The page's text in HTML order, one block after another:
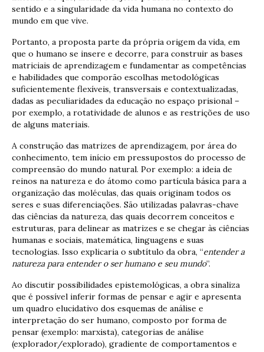
sentido e a singularidade da vida humana no contexto do
mundo em que vive.
Portanto, a proposta parte da própria origem da vida, em
que o humano se insere e decorre, para construir as bases
matriciais de aprendizagem e fundamentar as competências
e habilidades que comporão escolhas metodológicas
suficientemente flexíveis, transversais e contextualizadas,
dadas as peculiaridades da educação no espaço prisional –
por exemplo, a rotatividade de alunos e as restrições de uso
de alguns materiais.
A construção das matrizes de aprendizagem, por área do
conhecimento, tem início em pressupostos do processo de
compreensão do mundo natural. Por exemplo: a ideia de
reinos na natureza e do átomo como partícula básica para a
organização das moléculas, das quais originam todos os
seres e suas diferenciações. São utilizadas palavras-chave
das ciências da natureza, das quais decorrem conceitos e
estruturas, para delinear as matrizes e se chegar às ciências
humanas e sociais, matemática, linguagens e suas
tecnologias. Isso explicaria o subtítulo da obra, “entender a
natureza para entender o ser humano e seu mundo”.
Ao discutir possibilidades epistemológicas, a obra sinaliza
que é possível inferir formas de pensar e agir e apresenta
um quadro elucidativo dos esquemas de análise e
interpretação do ser humano, composto por forma de
pensar (exemplo: marxista), categorias de análise
(explorador/explorado), gradiente de comportamentos e